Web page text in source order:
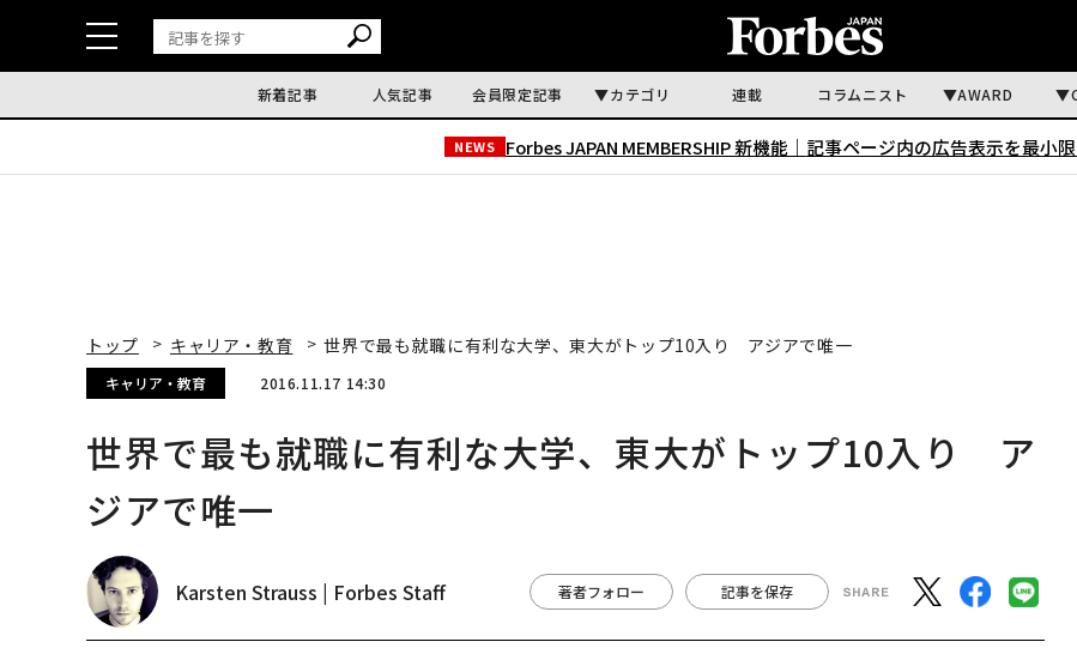
新着記事 人気記事 会員限定記事 カテゴリ 連載 コラムニスト AWARD
NEWS Forbes JAPAN MEMBERSHIP 新機能｜ 記事ページ内の広告表示を最小
トップ キャリア・教育 世界で最も就職に有利な大学、東大がトップ10入り アジアで唯一
キャリア・教育 2016.11.17 14:30
世界で最も就職に有利な大学、東大がトップ10入り ア
ジアで唯一
Karsten Strauss | Forbes Staff 著者フォロー 記事を保存